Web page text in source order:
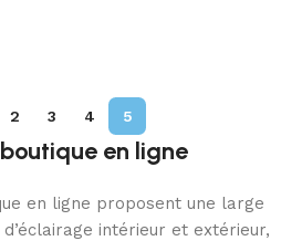
2 3 4 5
en ligne
en ligne proposent une large
intérieur et extérieur,